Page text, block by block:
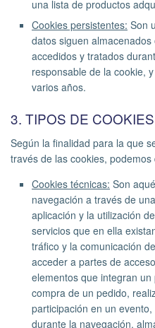
una lista de productos
Cookies persistentes: Son
datos siguen
accedidos y tratados
responsable de la cookie,
varios años.
3. TIPOS DE
Según la finalidad para la que
través de las cookies,
Cookies técnicas: Son
navegación a través de
aplicación y la utilización
servicios que en ella
tráfico y la comunicación
acceder a partes de
elementos que integran
compra de un pedido,
participación en un
durante la navegación,